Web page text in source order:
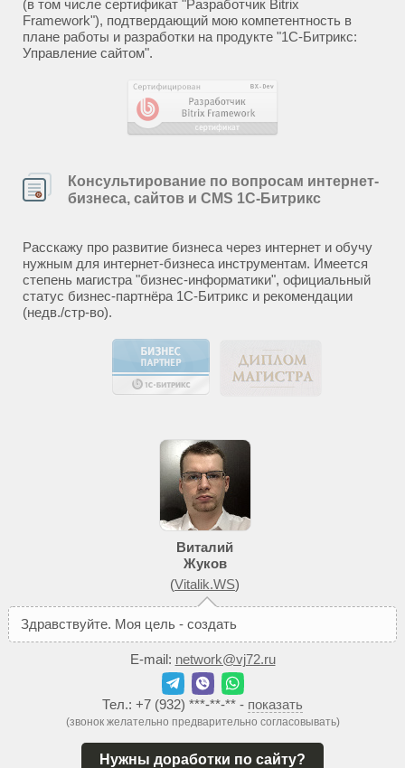
(в том числе сертификат "Разработчик Bitrix
Framework"), подтвердающий мою компетентность в
плане работы и разработки на продукте "1С-Битрикс:
Управление сайтом".
Консультирование по вопросам интернет-
бизнеса, сайтов и CMS 1С-Битрикс
Расскажу про развитие бизнеса через интернет и обучу
нужным для интернет-бизнеса инструментам. Имеется
степень магистра "бизнес-информатики", официальный
статус бизнес-партнёра 1С-Битрикс и рекомендации
(недв./стр-во).
Виталий
Жуков
(Vitalik.WS)
Здравствуйте. Моя цель - создать
E-mail: network@vj72.ru
Тел.: +7 (932) ***-**-** - показать
(звонок желательно предварительно согласовывать)
Нужны доработки по сайту?